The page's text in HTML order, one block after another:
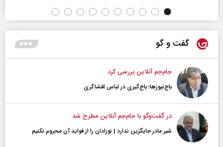
گفت و گو
جام‌جم آنلاین بررسی کرد
باج‌نیوزها؛ باج‌گیری در لباس افشاگری
در گفت‌و‌گو با جام‌جم آنلاین مطرح شد
شیر مادر جایگزین ندارد | نوزادان را از فواید آن محروم نکنیم